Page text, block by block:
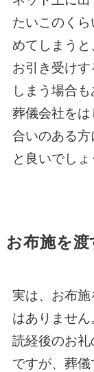
たいこのく
めてしまう
お引き受け
しまう場合
葬儀会社をは
合いのある
と良いでしょ
お布施を
実は、お布施
はありませ
読経後のお
ですが、葬